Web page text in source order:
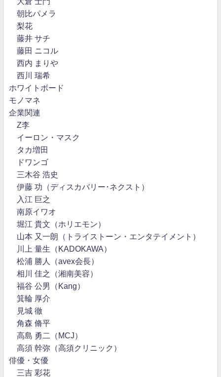
朝比パメラ
梨花
藤井 サチ
藤田 ニコル
西内 まりや
西川 瑞希
ホワイトボード
モノマネ
企業関連
Z李
イーロン・マスク
タカ増田
ドワンゴ
三木谷 浩史
伊藤 功（ディスカバリー･ネクスト）
入江 巨之
南原イワオ
堀江 貴文（ホリエモン）
山本 又一朗（トライストーン・エンタテイメント）
川上 量生（KADOKAWA）
松浦 勝人（avex会長）
相川 佳之（湘南美容）
福谷 公男（Kang）
箕輪 厚介
見城 徹
角森 脩平
高島 勇二（MCJ）
高須 幹弥（高須クリニック）
俳優・女優
三吉 彩花